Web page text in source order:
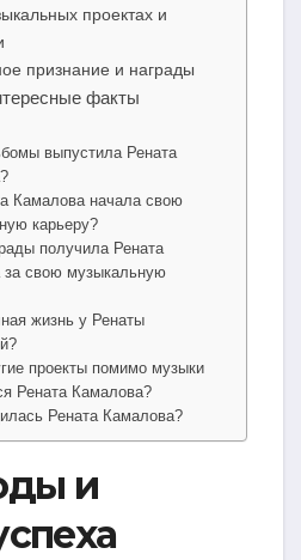
проектах и
признание и награды
факты
выпустила Рената
Камалова начала свою
карьеру?
получила Рената
за свою музыкальную
жизнь у Ренаты
проекты помимо музыки
Рената Камалова?
Рената Камалова?
и